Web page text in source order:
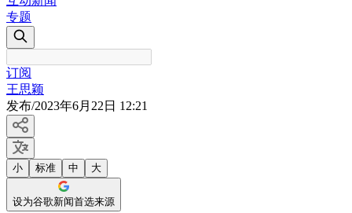
专题
订阅
王思颖
发布/2023年6月22日 12:21
小 标准 中 大
设为谷歌新闻首选来源